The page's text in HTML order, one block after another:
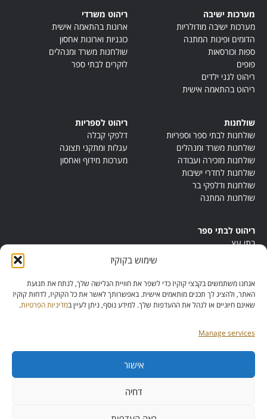
שימוש בקוקיז
אנחנו משתמשים בקבצי קוקיז כדי לשפר את חוויית הגלישה שלך, לנתח את תנועת
האתר, ולהציג לך תכנים מותאמים אישית. באפשרותך לאשר את כל הקוקיז, לדחות קוקיז
שאינם חיוניים או לנהל את ההעדפות שלך. למידע נוסף, ניתן לעיין במדיניות הפרטיות.
Manage services
אישור
דחיה
מערכות ישיבה
מערכות ישיבה מודולריות
הדומים ופינות המתנה
ספות וכורסאות
פופים
ריהוט לגני ילדים
ריהוט בהתאמה אישית
ריהוט משרדי
ארונות בהתאמה אישית
כונניות וארונות אחסון
שולחנות משרד ומנהלים
לוקרים לבתי ספר
שולחנות
שולחנות לבתי ספר וספריות
שולחנות משרד ומנהלים
שולחנות מזכירה ועבודה
שולחנות לחדרי ישיבות
שולחנות ודלפקי בר
שולחנות המתנה
ריהוט לספריות
דלפקי קבלה
עגלות ומתקני תצוגה
מערכות מידוף ואחסון
ריהוט לבתי ספר
בתי עץ
ריהוט מונטסורי
ריהוט אנתרופוסופי
מס’ ספק: